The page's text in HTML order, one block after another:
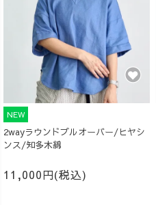
NEW
2wayラウンドプルオーバー/ヒヤシ
ンス/知多木綿
11,000円(税込)